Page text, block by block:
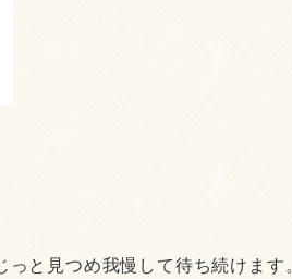
と見つめ我慢して待ち続けます。